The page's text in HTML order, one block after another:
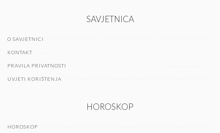
SAVJETNICA
O SAVJETNICI
KONTAKT
PRAVILA PRIVATNOSTI
UVJETI KORIŠTENJA
HOROSKOP
HOROSKOP